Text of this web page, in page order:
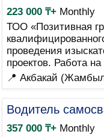
223 000 ₸+Monthly
ТОО «Позитивная
проведения
проектов. Работа
📍 Акбакай
Водитель
357 000 ₸+Monthly